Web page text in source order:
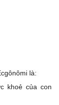
là:
khoẻ của con